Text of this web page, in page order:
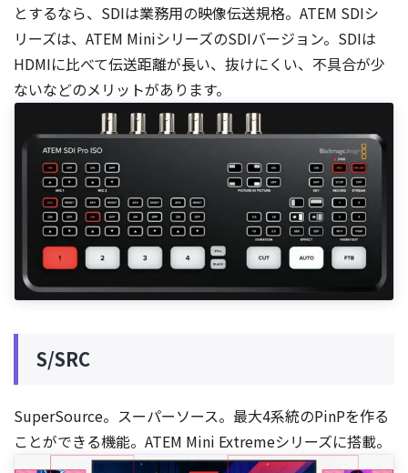
とするなら、SDIは業務用の映像伝送規格。ATEM SDIシ
リーズは、ATEM MiniシリーズのSDIバージョン。SDIは
HDMIに比べて伝送距離が長い、抜けにくい、不具合が少
ないなどのメリットがあります。
S/SRC
SuperSource。スーパーソース。最大4系統のPinPを作る
ことができる機能。ATEM Mini Extremeシリーズに搭載。